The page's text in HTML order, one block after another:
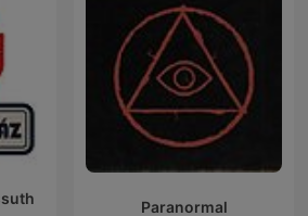
Paranormal